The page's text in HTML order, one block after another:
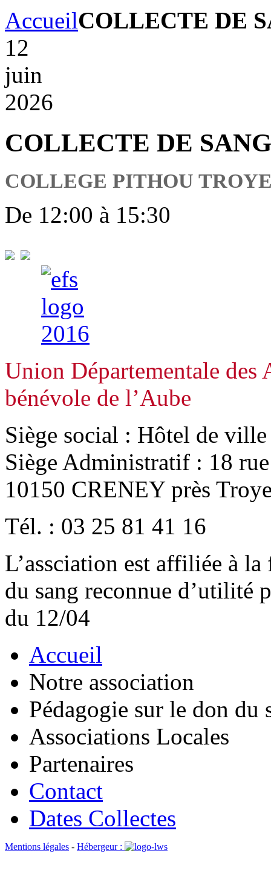
AccueilCOLLECTE DE
12
juin
2026
COLLECTE DE SANG
COLLEGE PITHOU
De 12:00 à 15:30
Union Départementale des
bénévole de l’Aube
Siège social : Hôtel de
Siège Administratif : 18 rue
10150 CRENEY près
Tél. : 03 25 81 41 16
L’assciation est affiliée à
du sang reconnue d’utilité
du 12/04
Accueil
Notre association
Pédagogie sur le don du
Associations Locales
Partenaires
Contact
Dates Collectes
Mentions légales - Hébergeur :